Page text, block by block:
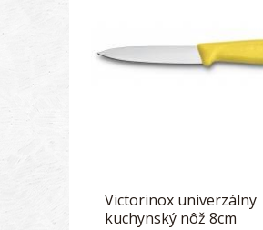
Victorinox univerzálny
kuchynský nôž 8cm